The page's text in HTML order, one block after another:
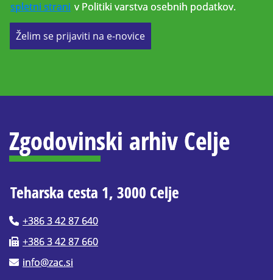
spletni strani v Politiki varstva osebnih podatkov.
Želim se prijaviti na e-novice
Zgodovinski arhiv Celje
Teharska cesta 1, 3000 Celje
+386 3 42 87 640
+386 3 42 87 660
info@zac.si